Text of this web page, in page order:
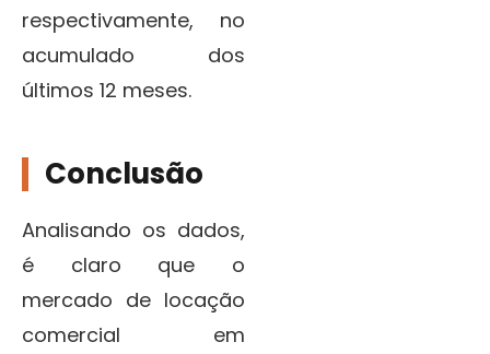
respectivamente, no
acumulado dos
últimos 12 meses.
Conclusão
Analisando os dados,
é claro que o
mercado de locação
comercial em